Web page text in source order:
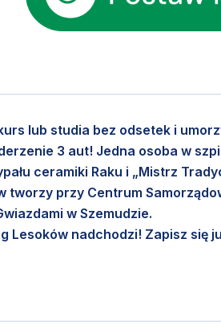
lub studia bez odsetek i
3 aut! Jedna osoba w
ceramiki Raku i „Mistrz
tworzy przy Centrum
w Szemudzie.
Lesoków nadchodzi! Zapisz się